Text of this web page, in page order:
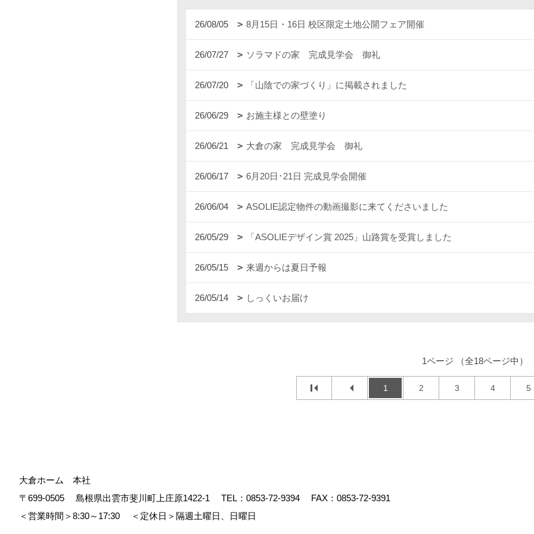
26/08/05 8月15日・16日 校区限定土地公開フェア開催
26/07/27 ソラマドの家 完成見学会 御礼
26/07/20 「山陰での家づくり」に掲載されました
26/06/29 お施主様との壁塗り
26/06/21 大倉の家 完成見学会 御礼
26/06/17 6月20日･21日 完成見学会開催
26/06/04 ASOLIE認定物件の動画撮影に来てくださいました
26/05/29 「ASOLIEデザイン賞 2025」山路賞を受賞しました
26/05/15 来週からは夏日予報
26/05/14 しっくいお届け
1ページ （全18ページ中）
1 2 3 4 5
大倉ホーム 本社
〒699-0505
島根県出雲市斐川町上庄原1422-1 TEL： 0853-72-9394
FAX：0853-72-9391
＜営業時間＞8:30～17:30
＜定休日＞隔週土曜日、日曜日